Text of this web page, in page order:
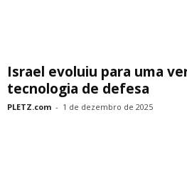
Israel evoluiu para uma
tecnologia de defesa
PLETZ.com - 1 de dezembro de 2025